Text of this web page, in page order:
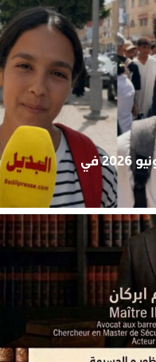
نطلاق امتحانات البكالوريا دورة يونيو 2026 في